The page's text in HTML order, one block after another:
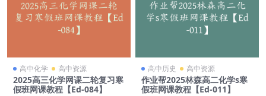
高中化学 高中资源
2025高三化学网课二轮复习寒
假班网课教程【Ed-084】
高中历史 高中资源
作业帮2025林森高二化学s寒
假班网课教程【Ed-011】